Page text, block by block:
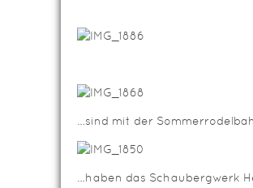
…sind mit der
…haben das Schaubergwerk